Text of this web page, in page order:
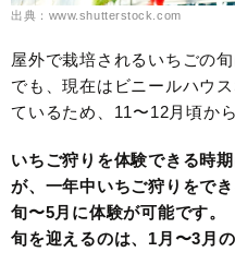
出典：www.shutterstock.com
屋外で栽培されるいちごの
でも、現在はビニールハウ
ているため、11〜12月頃か
いちご狩りを体験できる時
が、一年中いちご狩りをで
旬〜5月に体験が可能です。
旬を迎えるのは、1月〜3月